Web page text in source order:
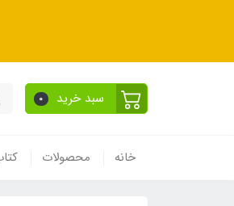
سبد خرید 0
خانه محصولات